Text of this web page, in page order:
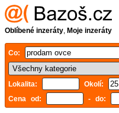
Oblíbené inzeráty, Moje inzeráty
Co:
Lokalita: Okolí:
Cena od:
- do: